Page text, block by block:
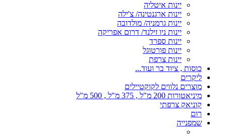
יינות איטליה
יינות ארגנטינה/ צ'ילה
יינות גרמניה/ מולדובה
יינות ניו זילנד/ דרום אפריקה
יינות ספרד
יינות פורטוגל
יינות צרפת
כוסות , ציוד בר ועוד...
ליקרים
מוצרים נלווים לקוקטיילים
מיניאטורות 200 מ"ל , 375 מ"ל , 500 מ"ל
קוניאק צרפתי
רום
שמפנייה